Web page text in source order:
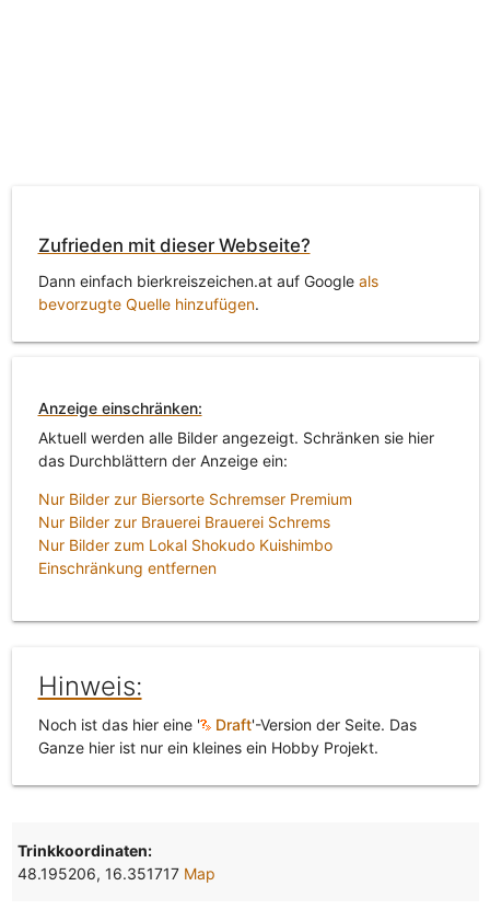
Zufrieden mit dieser Webseite?
Dann einfach bierkreiszeichen.at auf Google als
bevorzugte Quelle hinzufügen.
Anzeige einschränken:
Aktuell werden alle Bilder angezeigt. Schränken sie hier
das Durchblättern der Anzeige ein:
Nur Bilder zur Biersorte Schremser Premium
Nur Bilder zur Brauerei Brauerei Schrems
Nur Bilder zum Lokal Shokudo Kuishimbo
Einschränkung entfernen
Hinweis:
Noch ist das hier eine ' Draft'-Version der Seite. Das
Ganze hier ist nur ein kleines ein Hobby Projekt.
Trinkkoordinaten:
48.195206, 16.351717 Map